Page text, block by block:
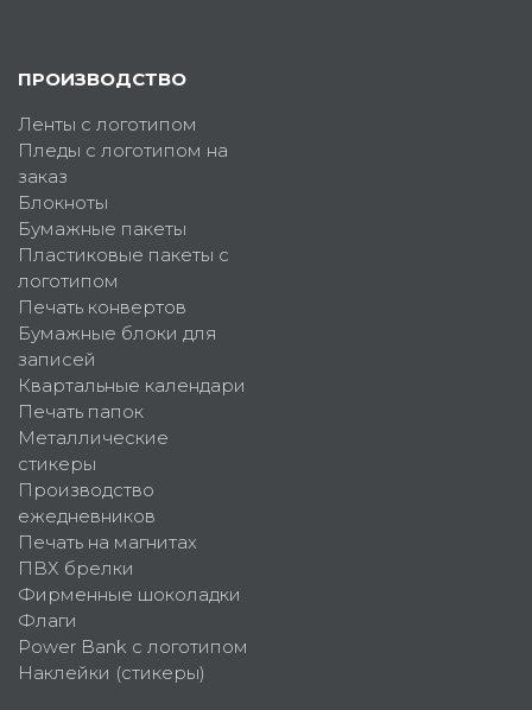
ПРОИЗВОДСТВО
Ленты с логотипом
Пледы с логотипом на
заказ
Блокноты
Бумажные пакеты
Пластиковые пакеты с
логотипом
Печать конвертов
Бумажные блоки для
записей
Квартальные календари
Печать папок
Металлические
стикеры
Производство
ежедневников
Печать на магнитах
ПВХ брелки
Фирменные шоколадки
Флаги
Power Bank с логотипом
Наклейки (стикеры)